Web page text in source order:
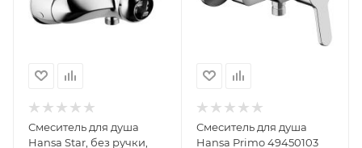
Смеситель для душа
Hansa Star, без ручки,
Смеситель для душа
Hansa Primo 49450103